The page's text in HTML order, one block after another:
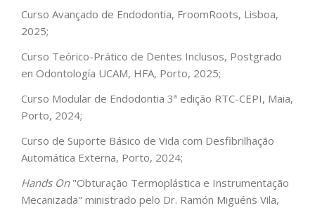
Curso Avançado de Endodontia, FroomRoots, Lisboa,
2025;
Curso Teórico-Prático de Dentes Inclusos, Postgrado
en Odontología UCAM, HFA, Porto, 2025;
Curso Modular de Endodontia 3ª edição RTC-CEPI, Maia,
Porto, 2024;
Curso de Suporte Básico de Vida com Desfibrilhação
Automática Externa, Porto, 2024;
Hands On"Obturação Termoplástica e Instrumentação
Mecanizada" ministrado pelo Dr. Ramón Miguéns Vila,